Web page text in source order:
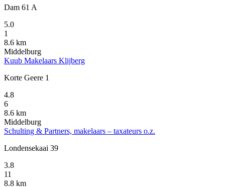
Dam 61 A
5.0
1
8.6 km
Middelburg
Kuub Makelaars Klijberg
Korte Geere 1
4.8
6
8.6 km
Middelburg
Schulting & Partners, makelaars – taxateurs o.z.
Londensekaai 39
3.8
11
8.8 km